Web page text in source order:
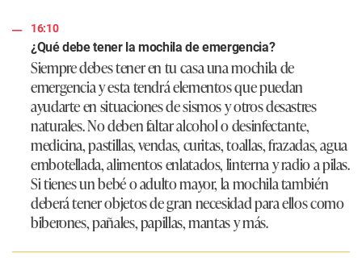
16:10
¿Qué debe tener la mochila de emergencia?
Siempre debes tener en tu casa una mochila de
emergencia y esta tendrá elementos que puedan
ayudarte en situaciones de sismos y otros desastres
naturales. No deben faltar alcohol o desinfectante,
medicina, pastillas, vendas, curitas, toallas, frazadas, agua
embotellada, alimentos enlatados, linterna y radio a pilas.
Si tienes un bebé o adulto mayor, la mochila también
deberá tener objetos de gran necesidad para ellos como
biberones, pañales, papillas, mantas y más.